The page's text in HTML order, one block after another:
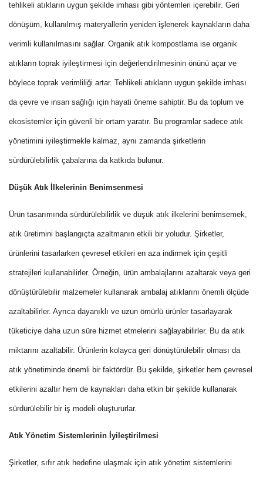
tehlikeli atıkların uygun şekilde imhası gibi yöntemleri içerebilir. Geri
dönüşüm, kullanılmış materyallerin yeniden işlenerek kaynakların daha
verimli kullanılmasını sağlar. Organik atık kompostlama ise organik
atıkların toprak iyileştirmesi için değerlendirilmesinin önünü açar ve
böylece toprak verimliliği artar. Tehlikeli atıkların uygun şekilde imhası
da çevre ve insan sağlığı için hayati öneme sahiptir. Bu da toplum ve
ekosistemler için güvenli bir ortam yaratır. Bu programlar sadece atık
yönetimini iyileştirmekle kalmaz, aynı zamanda şirketlerin
sürdürülebilirlik çabalarına da katkıda bulunur.
Düşük Atık İlkelerinin Benimsenmesi
Ürün tasarımında sürdürülebilirlik ve düşük atık ilkelerini benimsemek,
atık üretimini başlangıçta azaltmanın etkili bir yoludur. Şirketler,
ürünlerini tasarlarken çevresel etkileri en aza indirmek için çeşitli
stratejileri kullanabilirler. Örneğin, ürün ambalajlarını azaltarak veya geri
dönüştürülebilir malzemeler kullanarak ambalaj atıklarını önemli ölçüde
azaltabilirler. Ayrıca dayanıklı ve uzun ömürlü ürünler tasarlayarak
tüketiciye daha uzun süre hizmet etmelerini sağlayabilirler. Bu da atık
miktarını azaltabilir. Ürünlerin kolayca geri dönüştürülebilir olması da
atık yönetiminde önemli bir faktördür. Bu şekilde, şirketler hem çevresel
etkilerini azaltır hem de kaynakları daha etkin bir şekilde kullanarak
sürdürülebilir bir iş modeli oluştururlar.
Atık Yönetim Sistemlerinin İyileştirilmesi
Şirketler, sıfır atık hedefine ulaşmak için atık yönetim sistemlerini